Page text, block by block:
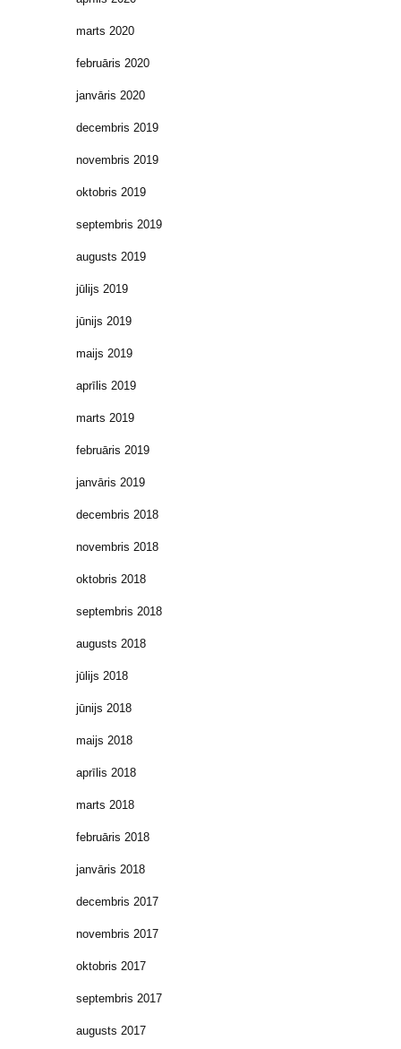
marts 2020
februāris 2020
janvāris 2020
decembris 2019
novembris 2019
oktobris 2019
septembris 2019
augusts 2019
jūlijs 2019
jūnijs 2019
maijs 2019
aprīlis 2019
marts 2019
februāris 2019
janvāris 2019
decembris 2018
novembris 2018
oktobris 2018
septembris 2018
augusts 2018
jūlijs 2018
jūnijs 2018
maijs 2018
aprīlis 2018
marts 2018
februāris 2018
janvāris 2018
decembris 2017
novembris 2017
oktobris 2017
septembris 2017
augusts 2017